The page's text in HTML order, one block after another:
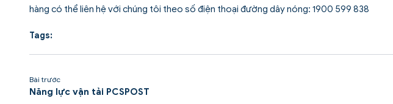
hàng có thể liên hệ với chúng tôi theo số điện thoại đường dây nóng: 1900 599 838
Tags:
Bài trước
Năng lực vận tải PCSPOST